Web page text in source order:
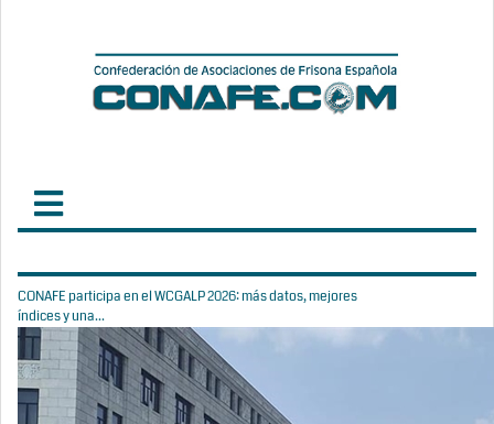
CONAFE participa en el WCGALP 2026: más datos, mejores
índices y una...